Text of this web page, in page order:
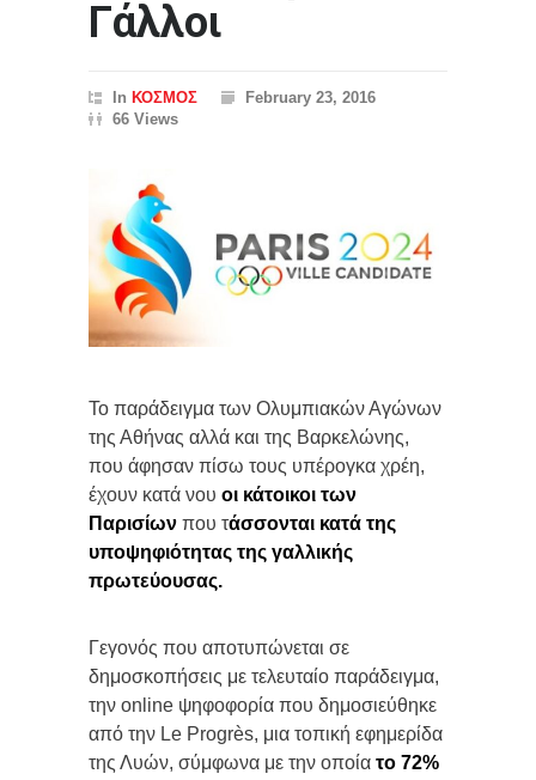
Γάλλοι
In ΚΟΣΜΟΣ
February 23, 2016
66 Views
Το παράδειγμα των Ολυμπιακών Αγώνων
της Αθήνας αλλά και της Βαρκελώνης,
που άφησαν πίσω τους υπέρογκα χρέη,
έχουν κατά νου οι κάτοικοι των
Παρισίων που τάσσονται κατά της
υποψηφιότητας της γαλλικής
πρωτεύουσας.
Γεγονός που αποτυπώνεται σε
δημοσκοπήσεις με τελευταίο παράδειγμα,
την online ψηφοφορία που δημοσιεύθηκε
από την Le Progrès, μια τοπική εφημερίδα
της Λυών, σύμφωνα με την οποία το 72%